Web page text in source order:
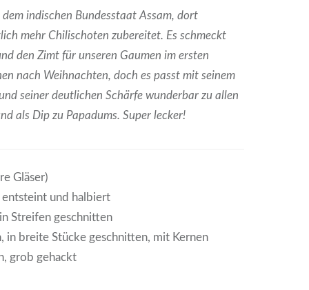
indischen Bundesstaat Assam, dort
mehr Chilischoten zubereitet. Es schmeckt
den Zimt für unseren Gaumen im ersten
nach Weihnachten, doch es passt mit seinem
seiner deutlichen Schärfe wunderbar zu allen
als Dip zu Papadums. Super lecker!
Gläser)
und halbiert
Streifen geschnitten
in breite Stücke geschnitten, mit Kernen
grob gehackt